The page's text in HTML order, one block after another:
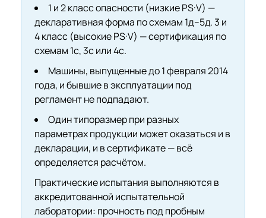
1 и 2 класс опасности (низкие PS·V) —
декларативная форма по схемам 1д–5д. 3 и
4 класс (высокие PS·V) — сертификация по
схемам 1с, 3с или 4с.
Машины, выпущенные до 1 февраля 2014
года, и бывшие в эксплуатации под
регламент не подпадают.
Один типоразмер при разных
параметрах продукции может оказаться и в
декларации, и в сертификате — всё
определяется расчётом.
Практические испытания выполняются в
аккредитованной испытательной
лаборатории: прочность под пробным